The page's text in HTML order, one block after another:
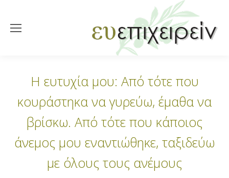
Η ευτυχία μου: Από τότε που
κουράστηκα να γυρεύω, έμαθα να
βρίσκω. Από τότε που κάποιος
άνεμος μου εναντιώθηκε, ταξιδεύω
με όλους τους ανέμους